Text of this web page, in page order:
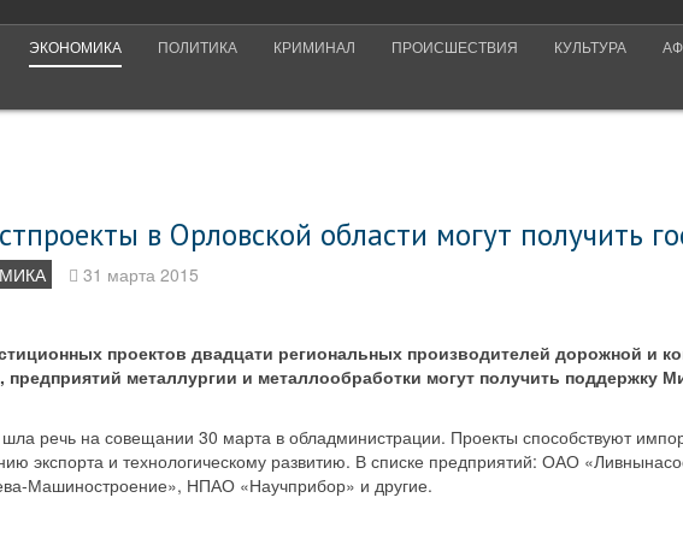
ЭКОНОМИКА ПОЛИТИКА КРИМИНАЛ ПРОИСШЕСТВИЯ КУЛЬТУРА
в Орловской области могут получить
31 марта 2015
проектов двадцати региональных производителей дорожной и
предприятий металлургии и металлообработки могут получить поддержку
речь на совещании 30 марта в обладминистрации. Проекты способствуют
экспорта и технологическому развитию. В списке предприятий: ОАО
Машиностроение», НПАО «Научприбор» и другие.